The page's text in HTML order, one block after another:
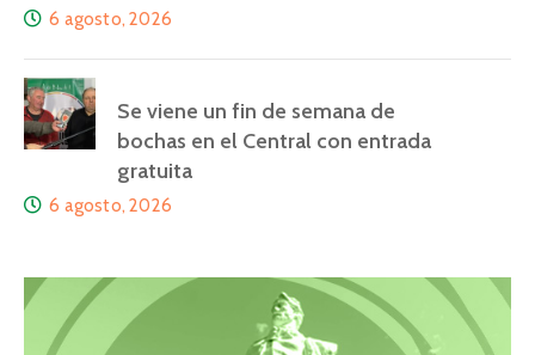
6 agosto, 2026
Se viene un fin de semana de
bochas en el Central con entrada
gratuita
6 agosto, 2026